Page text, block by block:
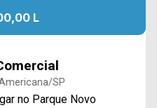
L
SP
no Parque Novo